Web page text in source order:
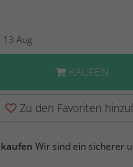
Aug
KAUFEN
Zu den Favoriten
Wir sind ein sicherer